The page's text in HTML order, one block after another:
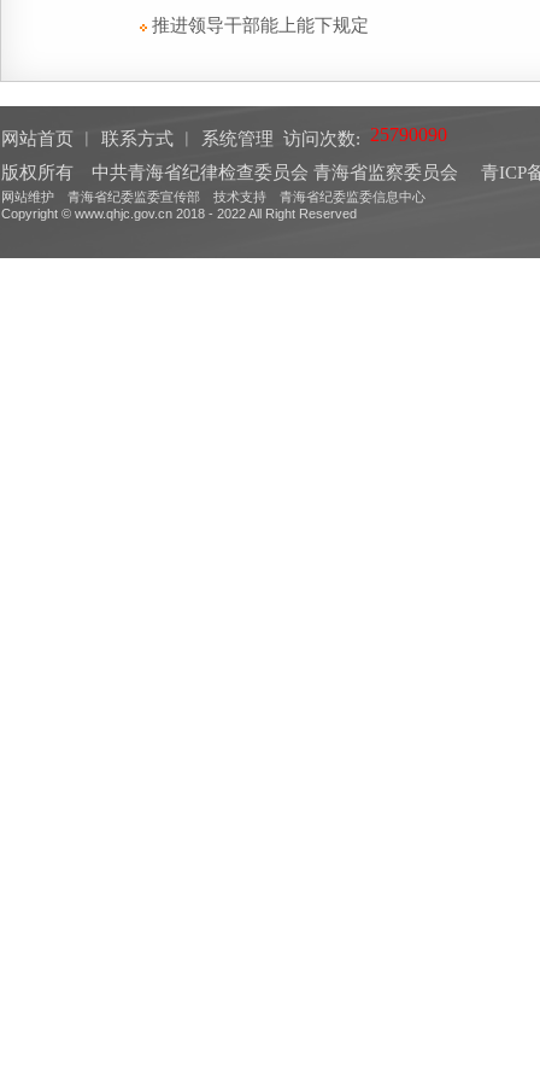
推进领导干部能上能下规定
网站首页 联系方式 系统管理 访问次数:
版权所有 中共青海省纪律检查委员会 青海省监察委员会
青ICP
网站维护 青海省纪委监委宣传部 技术支持 青海省纪委监委信息中心
Copyright © www.qhjc.gov.cn 2018 - 2022 All Right Reserved